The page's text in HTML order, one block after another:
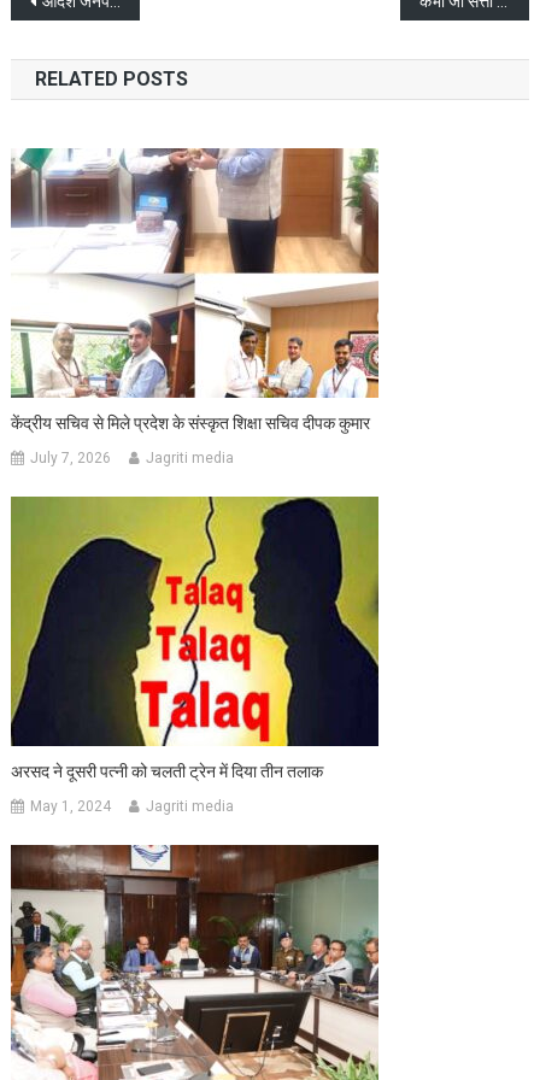
navigation
RELATED POSTS
केंद्रीय सचिव से मिले प्रदेश के संस्कृत शिक्षा सचिव दीपक कुमार
July 7, 2026 Jagriti media
अरसद ने दूसरी पत्नी को चलती ट्रेन में दिया तीन तलाक
May 1, 2024 Jagriti media